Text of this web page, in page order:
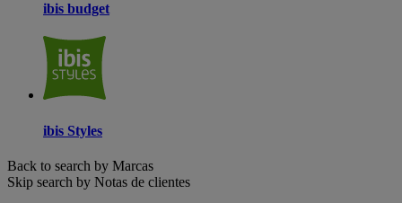
ibis budget
ibis Styles
Back to search by Marcas
Skip search by Notas de clientes